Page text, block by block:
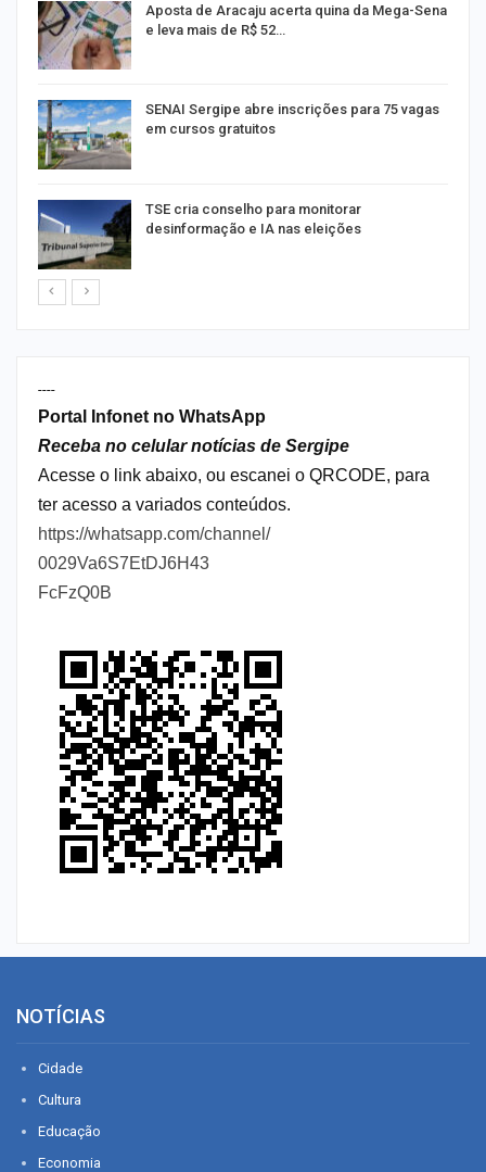
Aposta de Aracaju acerta quina da Mega-Sena
e leva mais de R$ 52…
SENAI Sergipe abre inscrições para 75 vagas
em cursos gratuitos
TSE cria conselho para monitorar
desinformação e IA nas eleições
----
Portal Infonet no WhatsApp
Receba no celular notícias de Sergipe
Acesse o link abaixo, ou escanei o QRCODE, para
ter acesso a variados conteúdos.
https://whatsapp.com/channel/
0029Va6S7EtDJ6H43
FcFzQ0B
NOTÍCIAS
Cidade
Cultura
Educação
Economia